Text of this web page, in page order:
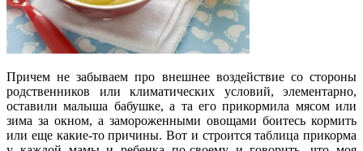
Причем не забываем про внешнее воздействие со стороны
родственников или климатических условий, элементарно,
оставили малыша бабушке, а та его прикормила мясом или
зима за окном, а замороженными овощами боитесь кормить
или еще какие-то причины. Вот и строится таблица прикорма